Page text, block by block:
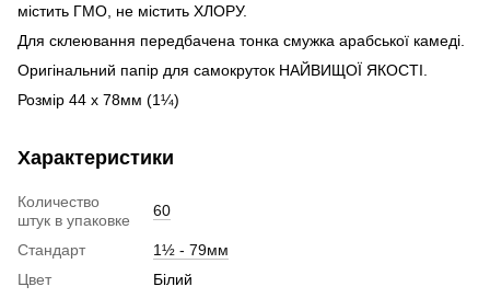
містить ГМО, не містить ХЛОРУ.
Для склеювання передбачена тонка смужка арабської камеді.
Оригінальний папір для самокруток НАЙВИЩОЇ ЯКОСТІ.
Розмір 44 х 78мм (1¼)
Характеристики
Количество
штук в упаковке
60
Стандарт
1½ - 79мм
Цвет
Білий